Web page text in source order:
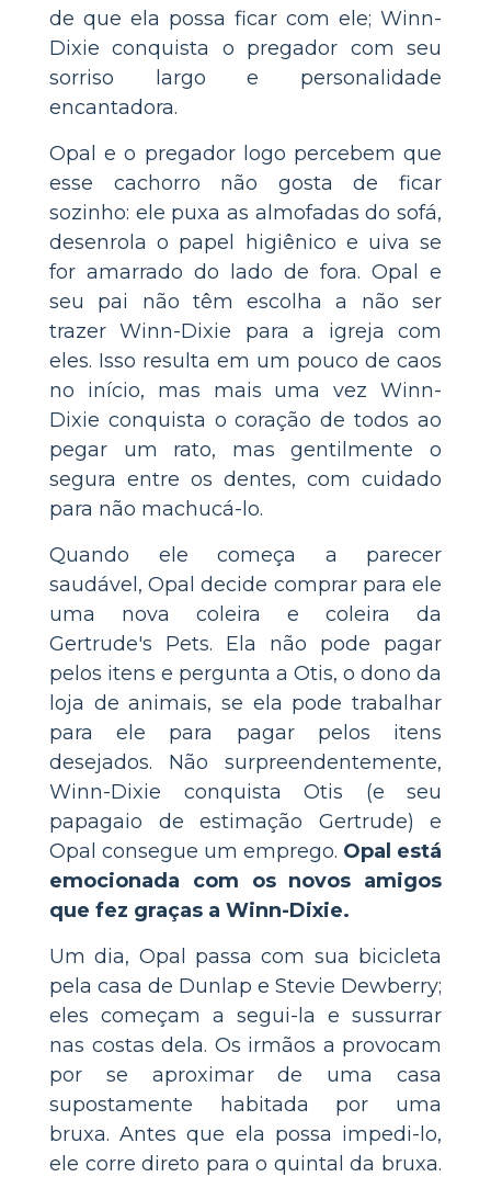
de que ela possa ficar com ele; Winn-
Dixie conquista o pregador com seu
sorriso largo e personalidade
encantadora.
Opal e o pregador logo percebem que
esse cachorro não gosta de ficar
sozinho: ele puxa as almofadas do sofá,
desenrola o papel higiênico e uiva se
for amarrado do lado de fora. Opal e
seu pai não têm escolha a não ser
trazer Winn-Dixie para a igreja com
eles. Isso resulta em um pouco de caos
no início, mas mais uma vez Winn-
Dixie conquista o coração de todos ao
pegar um rato, mas gentilmente o
segura entre os dentes, com cuidado
para não machucá-lo.
Quando ele começa a parecer
saudável, Opal decide comprar para ele
uma nova coleira e coleira da
Gertrude's Pets. Ela não pode pagar
pelos itens e pergunta a Otis, o dono da
loja de animais, se ela pode trabalhar
para ele para pagar pelos itens
desejados. Não surpreendentemente,
Winn-Dixie conquista Otis (e seu
papagaio de estimação Gertrude) e
Opal consegue um emprego. Opal está
emocionada com os novos amigos
que fez graças a Winn-Dixie.
Um dia, Opal passa com sua bicicleta
pela casa de Dunlap e Stevie Dewberry;
eles começam a segui-la e sussurrar
nas costas dela. Os irmãos a provocam
por se aproximar de uma casa
supostamente habitada por uma
bruxa. Antes que ela possa impedi-lo,
ele corre direto para o quintal da bruxa.